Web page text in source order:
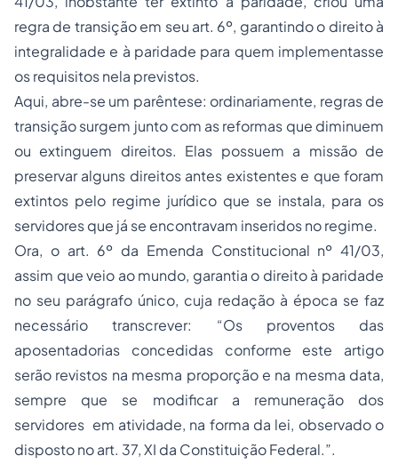
regra de transição em seu art. 6º, garantindo o direito à
integralidade e à paridade para quem implementasse
os requisitos nela previstos.
Aqui, abre-se um parêntese: ordinariamente, regras de
transição surgem junto com as reformas que diminuem
ou extinguem direitos. Elas possuem a missão de
preservar alguns direitos antes existentes e que foram
extintos pelo regime jurídico que se instala, para os
servidores que já se encontravam inseridos no regime.
Ora, o art. 6º da Emenda Constitucional nº 41/03,
assim que veio ao mundo, garantia o direito à paridade
no seu parágrafo único, cuja redação à época se faz
necessário transcrever: “Os proventos das
aposentadorias concedidas conforme este artigo
serão revistos na mesma proporção e na mesma data,
sempre que se modificar a remuneração dos
servidores em atividade, na forma da lei, observado o
disposto no art. 37, XI da Constituição Federal.”.